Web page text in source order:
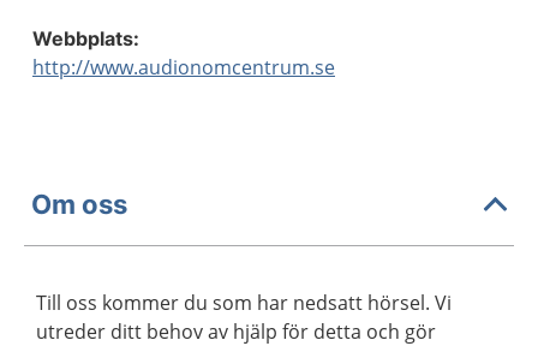
Webbplats:
http://www.audionomcentrum.se
Om oss
Till oss kommer du som har nedsatt hörsel. Vi
utreder ditt behov av hjälp för detta och gör